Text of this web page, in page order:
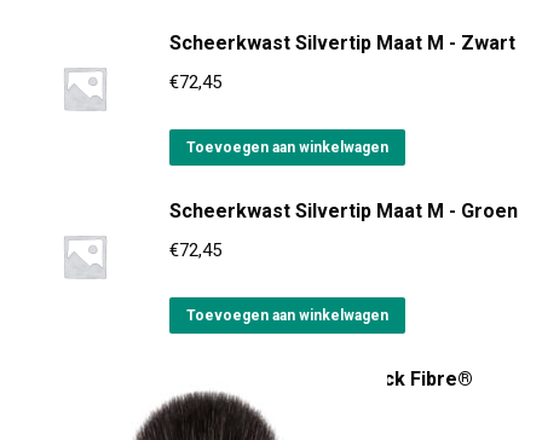
Scheerkwast Silvertip Maat M - Zwart
€72,45
Toevoegen aan winkelwagen
Scheerkwast Silvertip Maat M - Groen
€72,45
Toevoegen aan winkelwagen
Mühle Scheerkwast Black Fibre®
Maat M Rytmo